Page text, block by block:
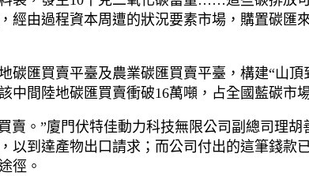
經由過程資本周遭的狀況要素市場，購置碳匯
碳匯買賣平臺及農業碳匯買賣平臺，構建“山
間陸地碳匯買賣衝破16萬噸，占全國藍碳市
賣。”廈門伏特佳動力科技無限公司副總司理
以到達產物出口請求；而公司付出的這筆錢款
徑。